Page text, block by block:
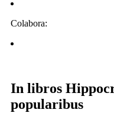
Colabora:
In libros
popularibus